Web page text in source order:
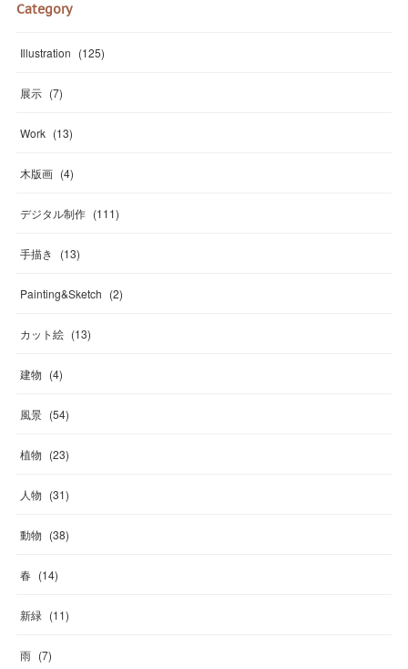
Category
Illustration (125)
展示 (7)
Work (13)
木版画 (4)
デジタル制作 (111)
手描き (13)
Painting&Sketch (2)
カット絵 (13)
建物 (4)
風景 (54)
植物 (23)
人物 (31)
動物 (38)
春 (14)
新緑 (11)
雨 (7)